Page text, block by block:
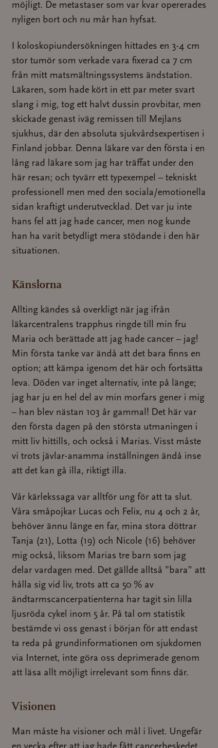
möjligt. De metastaser som var kvar opererades
nyligen bort och nu mår han hyfsat.
I koloskopiundersökningen hittades en 3-4 cm
stor tumör som verkade vara fixerad ca 7 cm
från mitt matsmältningssystems ändstation.
Läkaren, som hade kört in ett par meter svart
slang i mig, tog ett halvt dussin provbitar, men
skickade genast iväg remissen till Mejlans
sjukhus, där den absoluta sjukvårdsexpertisen i
Finland jobbar. Denna läkare var den första i en
lång rad läkare som jag har träffat under den
här resan; och tyvärr ett typexempel – tekniskt
professionell men med den sociala/emotionella
sidan kraftigt underutvecklad. Det var ju inte
hans fel att jag hade cancer, men nog kunde
han ha varit betydligt mera stödande i den här
situationen.
Känslorna
Allting kändes så overkligt när jag ifrån
läkarcentralens trapphus ringde till min fru
Maria och berättade att jag hade cancer – jag!
Min första tanke var ändå att det bara finns en
option; att kämpa igenom det här och fortsätta
leva. Döden var inget alternativ, inte på länge;
jag har ju en hel del av min morfars gener i mig
– han blev nästan 103 år gammal! Det här var
den första dagen på den största utmaningen i
mitt liv hittills, och också i Marias. Visst måste
vi trots jävlar-anamma inställningen ändå inse
att det kan gå illa, riktigt illa.
Vår kärlekssaga var alltför ung för att ta slut.
Våra småpojkar Lucas och Felix, nu 4 och 2 år,
behöver ännu länge en far, mina stora döttrar
Tanja (21), Lotta (19) och Nicole (16) behöver
mig också, liksom Marias tre barn som jag
delar vardagen med. Det gällde alltså ”bara” att
hålla sig vid liv, trots att ca 50 % av
ändtarmscancerpatienterna har tagit sin lilla
ljusröda cykel inom 5 år. På tal om statistik
bestämde vi oss genast i början för att endast
ta reda på grundinformationen om sjukdomen
via Internet, inte göra oss deprimerade genom
att läsa allt möjligt irrelevant som finns där.
Visionen
Man måste ha visioner och mål i livet. Ungefär